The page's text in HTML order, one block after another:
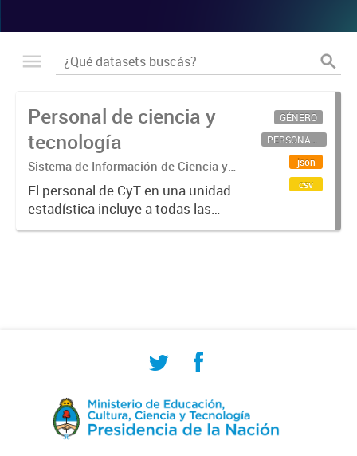
Personal de ciencia y
tecnología
Sistema de Información de Ciencia y
Tecnología Argentino (SICYTAR)
El personal de CyT en una unidad
estadística incluye a todas las
personas involucradas
GÉNERO
PERSONAL CIENTÍFICO-TECNOLÓGICO
json
csv